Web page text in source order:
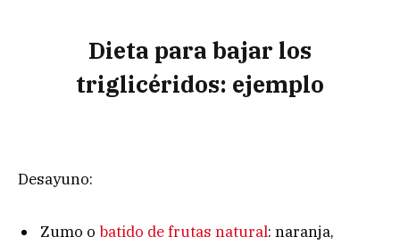
Dieta para bajar los
triglicéridos: ejemplo
Desayuno:
Zumo o batido de frutas natural: naranja,